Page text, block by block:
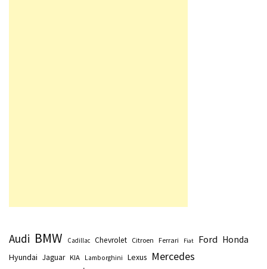
Audi BMW Cadillac Chevrolet Citroen Ferrari Fiat Ford Honda
Hyundai Jaguar KIA Lamborghini Lexus Mercedes